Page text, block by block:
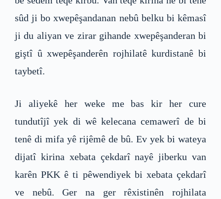
sûd ji bo xwepêşandanan nebû belku bi kêmasî
ji du aliyan ve zirar gihande xwepêşanderan bi
giştî û xwepêşanderên rojhilatê kurdistanê bi
taybetî.
Ji aliyekê her weke me bas kir her cure
tundutîjî yek di wê kelecana cemawerî de bi
tenê di mifa yê rijêmê de bû. Ev yek bi wateya
dijatî kirina xebata çekdarî nayê jiberku van
karên PKK ê ti pêwendiyek bi xebata çekdarî
ve nebû. Ger na ger rêxistinên rojhilata